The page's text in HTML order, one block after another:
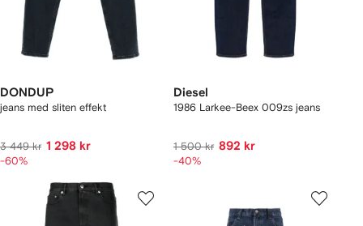
DONDUP
jeans med sliten effekt
3 449 kr 1 298 kr
-60%
Diesel
1986 Larkee-Beex 009zs jeans
1 500 kr 892 kr
-40%